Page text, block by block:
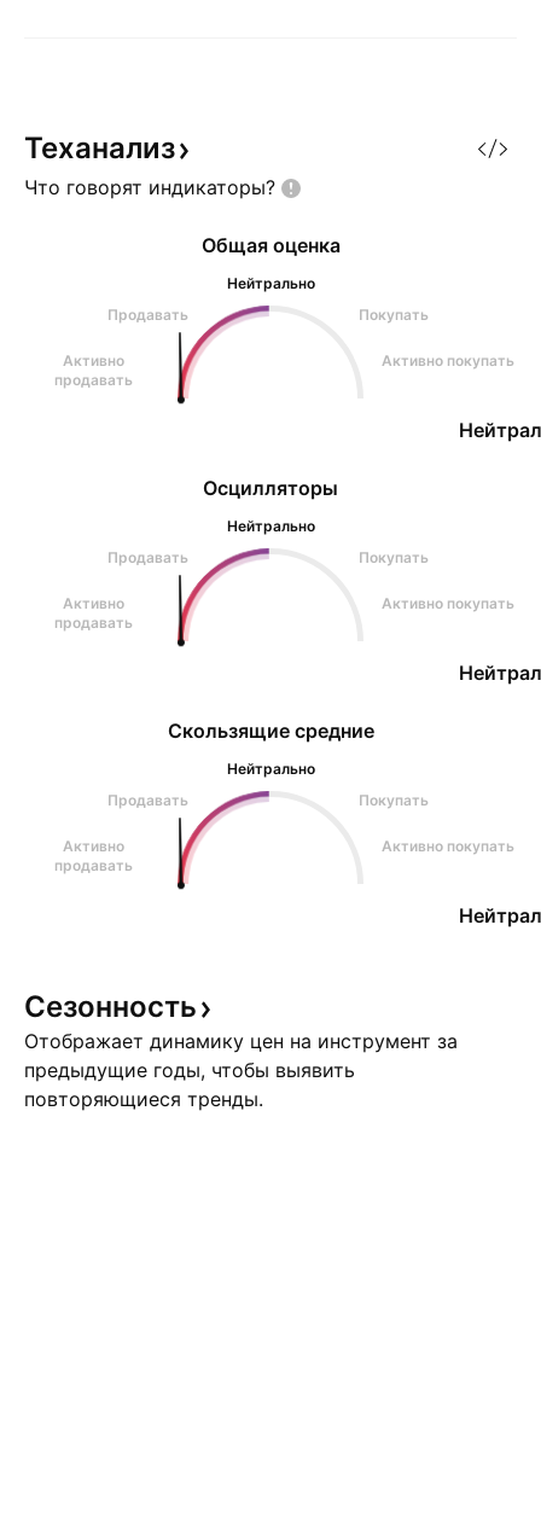
Теханализ
Что говорят индикаторы?
Осцилляторы
Нейтрально
Продавать
Покупать
Активно
продавать
Активно покупать
Общая оценка
Нейтрально
Продавать
Покупать
Активно
продавать
Активно покупать
Скользящие средние
Нейтрально
Продавать
Покупать
Активно
продавать
Активно покупать
Сезонность
Отображает динамику цен на инструмент за
предыдущие годы, чтобы выявить
повторяющиеся тренды.